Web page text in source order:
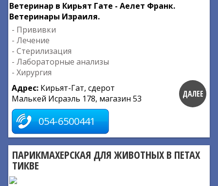
Ветеринар в Кирьят Гате - Аелет Франк.
Ветеринары Израиля.
- Прививки
- Лечение
- Стерилизация
- Лабораторные анализы
- Хирургия
Адрес: Кирьят-Гат, сдерот
Малькей Исраэль 178, магазин 53
054-6500441
ДАЛЕЕ
ПАРИКМАХЕРСКАЯ ДЛЯ ЖИВОТНЫХ В ПЕТАХ
ТИКВЕ